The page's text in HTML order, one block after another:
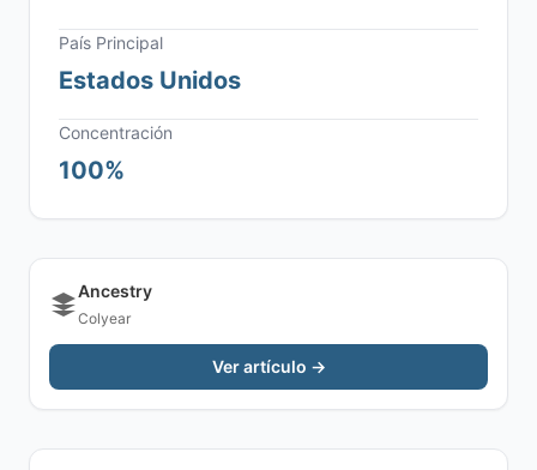
País Principal
Estados Unidos
Concentración
100%
Ancestry
Colyear
Ver artículo →